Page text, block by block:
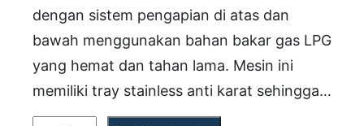
dengan sistem pengapian di atas dan
bawah menggunakan bahan bakar gas LPG
yang hemat dan tahan lama. Mesin ini
memiliki tray stainless anti karat sehingga…